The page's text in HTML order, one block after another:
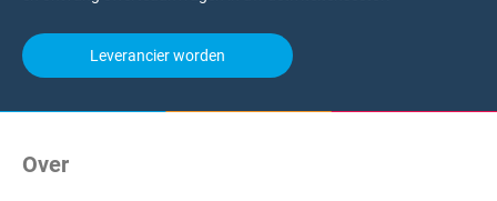
Leverancier worden
Over